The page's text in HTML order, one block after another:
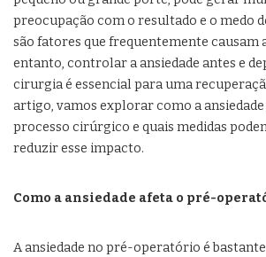
preocupação com o resultado e o medo
são fatores que frequentemente causam
entanto, controlar a ansiedade antes e
cirurgia é essencial para uma
artigo, vamos explorar como a
processo cirúrgico e quais medidas
reduzir esse impacto.
Como a ansiedade afeta o pré-
A ansiedade no pré-operatório é